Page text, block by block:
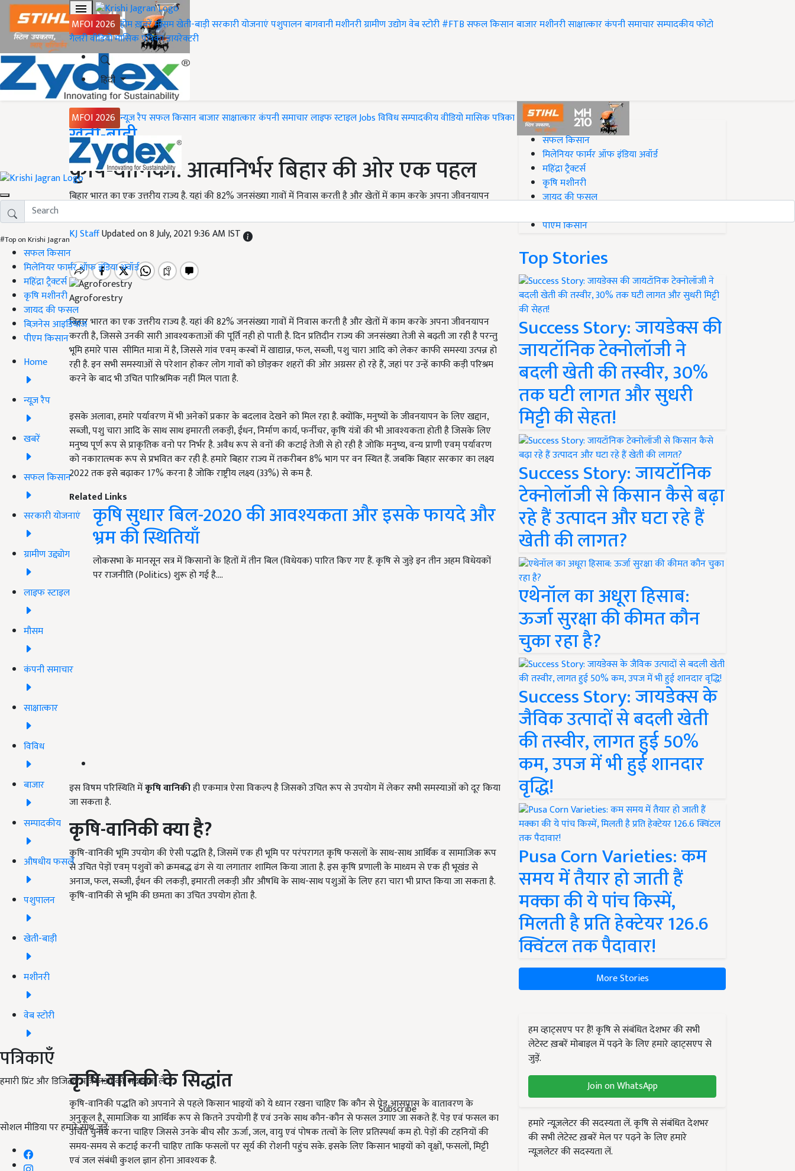
MFOI 2026 होमख़बरेंमौसमखेती-बाड़ीसरकारी योजनाएंपशुपालनबागवानीमशीनरीग्रामीण उद्योगवेब स्टोरी#FTBसफल किसानबाजारमशीनरीसाक्षात्कारकंपनी समाचारसम्पादकीयफोटो
गैलरीवीडियोमासिक पत्रिकाडायरेक्टरी
हिंदी
MFOI 2026 न्यूज़ रैपसफल किसानबाजारसाक्षात्कारकंपनी समाचारलाइफ स्टाइलJobsविविधसम्पादकीयवीडियोमासिक पत्रिका
#Top on Krishi Jagran
सफल किसान
मिलेनियर फार्मर ऑफ इंडिया अवॉर्ड
महिंद्रा ट्रैक्टर्स
कृषि मशीनरी
जायद की फसल
बिज़नेस आइडियाज
पीएम किसान
Home
न्यूज़ रैप
खबरें
सफल किसान
सरकारी योजनाएं
ग्रामीण उद्द्योग
लाइफ स्टाइल
मौसम
कंपनी समाचार
साक्षात्कार
विविध
बाजार
सम्पादकीय
औषधीय फसलें
पशुपालन
खेती-बाड़ी
मशीनरी
वेब स्टोरी
पत्रिकाएँ
हमारी प्रिंट और डिजिटल पत्रिकाओं की सदस्यता लें
Subscribe
सोशल मीडिया पर हमारे साथ जुड़ें:
Home
खेती-बाड़ी
कृषि-वानिकी: आत्मनिर्भर बिहार की ओर एक पहल
बिहार भारत का एक उत्तरीय राज्य है. यहां की 82% जनसंख्या गावों में निवास करती है और खेतों में काम करके अपना जीवनयापन
KJ StaffUpdated on 8 July, 2021 9:36 AM IST
Agroforestry
बिहार भारत का एक उत्तरीय राज्य है. यहां की 82% जनसंख्या गावों में निवास करती है और खेतों में काम करके अपना जीवनयापन
करती है, जिससे उनकी सारी आवश्यकताओं की पूर्ति नही हो पाती है. दिन प्रतिदीन राज्य की जनसंख्या तेजी से बढ़ती जा रही है परन्तु
भूमि हमारे पास सीमित मात्रा में है, जिससे गांव एवम् कस्बों में खाद्यान्न, फल, सब्जी, पशु चारा आदि को लेकर काफी समस्या उत्पन्न हो
रही है. इन सभी समस्याओं से परेशान होकर लोग गावों को छोड़कर शहरों की ओर अग्रसर हो रहे हैं, जहां पर उन्हें काफी कड़ी परिश्रम
करने के बाद भी उचित पारिश्रमिक नहीं मिल पाता है.
इसके अलावा, हमारे पर्यावरण में भी अनेकों प्रकार के बदलाव देखने को मिल रहा है. क्योंकि, मनुष्यों के जीवनयापन के लिए खद्दान,
सब्जी, पशु चारा आदि के साथ साथ इमारती लकड़ी, ईंधन, निर्माण कार्य, फर्नीचर, कृषि यंत्रों की भी आवश्यकता होती है जिसके लिए
मनुष्य पूर्ण रूप से प्राकृतिक वनो पर निर्भर है. अवैध रूप से वनों की कटाई तेजी से हो रही है जोकि मनुष्य, वन्य प्राणी एवम् पर्यावरण
को नकारात्त्मक रूप से प्रभवित कर रही है. हमारे बिहार राज्य में तकरीबन 8% भाग पर वन स्थित हैं. जबकि बिहार सरकार का लक्ष्य
2022 तक इसे बढ़ाकर 17% करना है जोकि राष्ट्रीय लक्ष्य (33%) से कम है.
Related Links
कृषि सुधार बिल-2020 की आवश्यकता और इसके फायदे और
भ्रम की स्थितियाँ
लोकसभा के मानसून सत्र में किसानों के हितों में तीन बिल (विधेयक) पारित किए गए हैं. कृषि से जुड़े इन तीन अहम विधेयकों
पर राजनीति (Politics) शुरू हो गई है.…
इस विषम परिस्थिति मेंकृषि वानिकीही एकमात्र ऐसा विकल्प है जिसको उचित रूप से उपयोग में लेकर सभी समस्याओं को दूर किया
जा सकता है.
कृषि-वानिकी क्या है?
कृषि-वानिकी भूमि उपयोग की ऐसी पद्धति है, जिसमें एक ही भूमि पर परंपरागत कृषि फसलों के साथ-साथ आर्थिक व सामाजिक रूप
से उचित पेड़ों एवम् पशुवों को क्रमबद्ध ढंग से या लगातार शामिल किया जाता है. इस कृषि प्रणाली के माध्यम से एक ही भूखंड से
अनाज, फल, सब्जी, ईंधन की लकड़ी, इमारती लकड़ी और औषधि के साथ-साथ पशुओं के लिए हरा चारा भी प्राप्त किया जा सकता है.
कृषि-वानिकी से भूमि की छमता का उचित उपयोग होता है.
कृषि-वानिकी के सिद्धांत
कृषि-वानिकी पद्धति को अपनाने से पहले किसान भाइयों को ये ध्यान रखना चाहिए कि कौन से पेड़ आसपास के वातावरण के
अनुकूल है, सामाजिक या आर्थिक रूप से कितने उपयोगी हैं एवं उनके साथ कौन-कौन से फसल उगाए जा सकते हैं. पेड़ एवं फसल का
उचित चुनाव करना चाहिए जिससे उनके बीच सौर ऊर्जा, जल, वायु एवं पोषक तत्वों के लिए प्रतिस्पर्धा कम हो. पेड़ों की टहनियों की
समय-समय से कटाई करनी चाहिए ताकि फसलों पर सूर्य की रोशनी पहुंच सके. इसके लिए किसान भाइयों को वृक्षों, फसलों, मिट्टी
एवं जल संबंधी कुशल ज्ञान होना आवश्यक है.
#Top on Krishi Jagran
सफल किसान
मिलेनियर फार्मर ऑफ इंडिया अवॉर्ड
महिंद्रा ट्रैक्टर्स
कृषि मशीनरी
जायद की फसल
पीएम किसान
Top Stories
Success Story: जायडेक्स की
जायटॉनिक टेक्नोलॉजी ने
बदली खेती की तस्वीर, 30%
तक घटी लागत और सुधरी
मिट्टी की सेहत!
Success Story: जायटॉनिक
टेक्नोलॉजी से किसान कैसे बढ़ा
रहे हैं उत्पादन और घटा रहे हैं
खेती की लागत?
एथेनॉल का अधूरा हिसाब:
ऊर्जा सुरक्षा की कीमत कौन
चुका रहा है?
Success Story: जायडेक्स के
जैविक उत्पादों से बदली खेती
की तस्वीर, लागत हुई 50%
कम, उपज में भी हुई शानदार
वृद्धि!
Pusa Corn Varieties: कम
समय में तैयार हो जाती हैं
मक्का की ये पांच किस्में,
मिलती है प्रति हेक्टेयर 126.6
क्विंटल तक पैदावार!
More Stories
हम व्हाट्सएप पर हैं! कृषि से संबंधित देशभर की सभी
लेटेस्ट ख़बरें मोबाइल में पढ़ने के लिए हमारे व्हाट्सएप से
जुड़ें.
Join on WhatsApp
हमारे न्यूज़लेटर की सदस्यता लें. कृषि से संबंधित देशभर
की सभी लेटेस्ट ख़बरें मेल पर पढ़ने के लिए हमारे
न्यूज़लेटर की सदस्यता लें.